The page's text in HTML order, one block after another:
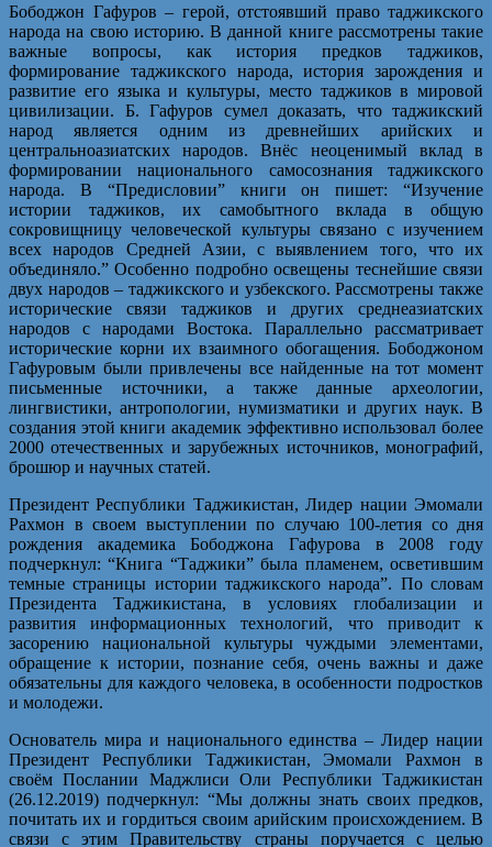
Бободжон Гафуров – герой, отстоявший право таджикского
народа на свою историю. В данной книге рассмотрены такие
важные вопросы, как история предков таджиков,
формирование таджикского народа, история зарождения и
развитие его языка и культуры, место таджиков в мировой
цивилизации. Б. Гафуров сумел доказать, что таджикский
народ является одним из древнейших арийских и
центральноазиатских народов. Внёс неоценимый вклад в
формировании национального самосознания таджикского
народа. В “Предисловии” книги он пишет: “Изучение
истории таджиков, их самобытного вклада в общую
сокровищницу человеческой культуры связано с изучением
всех народов Средней Азии, с выявлением того, что их
объединяло.” Особенно подробно освещены теснейшие связи
двух народов – таджикского и узбекского. Рассмотрены также
исторические связи таджиков и других среднеазиатских
народов с народами Востока. Параллельно рассматривает
исторические корни их взаимного обогащения. Бободжоном
Гафуровым были привлечены все найденные на тот момент
письменные источники, а также данные археологии,
лингвистики, антропологии, нумизматики и других наук. В
создания этой книги академик эффективно использовал более
2000 отечественных и зарубежных источников, монографий,
брошюр и научных статей.
Президент Республики Таджикистан, Лидер нации Эмомали
Рахмон в своем выступлении по случаю 100-летия со дня
рождения академика Бободжона Гафурова в 2008 году
подчеркнул: “Книга “Таджики” была пламенем, осветившим
темные страницы истории таджикского народа”. По словам
Президента Таджикистана, в условиях глобализации и
развития информационных технологий, что приводит к
засорению национальной культуры чуждыми элементами,
обращение к истории, познание себя, очень важны и даже
обязательны для каждого человека, в особенности подростков
и молодежи.
Основатель мира и национального единства – Лидер нации
Президент Республики Таджикистан, Эмомали Рахмон в
своём Послании Маджлиси Оли Республики Таджикистан
(26.12.2019) подчеркнул: “Мы должны знать своих предков,
почитать их и гордиться своим арийским происхождением. В
связи с этим Правительству страны поручается с целью